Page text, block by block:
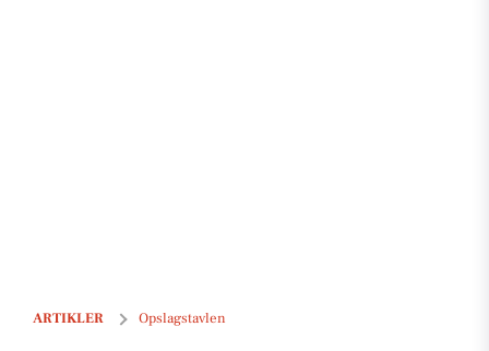
ARTIKLER Opslagstavlen
Nyt fra ESTATE Robin Thybo Esbjerg & Varde